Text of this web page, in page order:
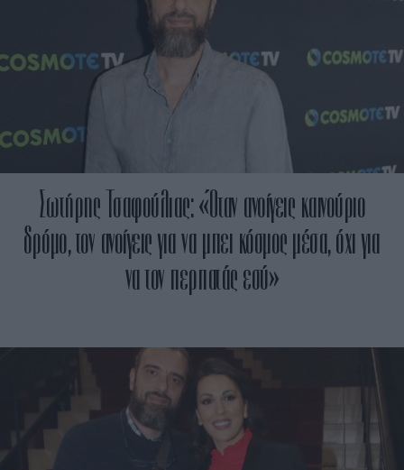
Σωτήρης Τσαφούλιας: «Όταν ανοίγεις καινούριο
δρόμο, τον ανοίγεις για να μπει κόσμος μέσα, όχι για
να τον περπατάς εσύ»